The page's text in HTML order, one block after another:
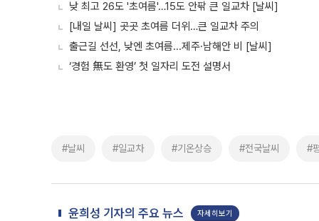
낮 최고 26도 '초여름'…15도 안팎 큰 일교차 [날씨]
[내일 날씨] 곳곳 초여름 더위…큰 일교차 주의
출근길 선선, 낮엔 초여름...제주·남해안 비 [날씨]
‘경험 無도 환영’ 첫 일자리 도전 설명서
#날씨 #일교차 #기온상승 #전국날씨 #
윤희성 기자의 주요 뉴스 자세히보기